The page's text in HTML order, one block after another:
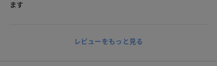
ます
レビューをもっと見る